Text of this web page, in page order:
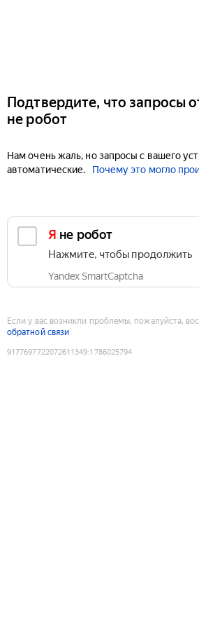
Подтвердите, что запросы
не робот
Нам очень жаль, но запросы с вашего
автоматические.
Почему это могло
Я не робот
Нажмите, чтобы продолжить
Yandex SmartCaptcha
Если у вас возникли проблемы, пожалуйста,
обратной связи
9177697722072611349:1786025794